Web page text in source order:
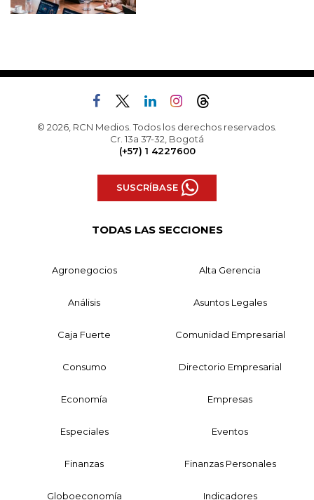
© 2026, RCN Medios. Todos los derechos reservados.
Cr. 13a 37-32, Bogotá
(+57) 1 4227600
SUSCRÍBASE
TODAS LAS SECCIONES
Agronegocios Alta Gerencia
Análisis Asuntos Legales
Caja Fuerte Comunidad Empresarial
Consumo Directorio Empresarial
Economía Empresas
Especiales Eventos
Finanzas Finanzas Personales
Globoeconomía Indicadores